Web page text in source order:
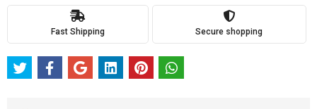
Fast Shipping Secure shopping